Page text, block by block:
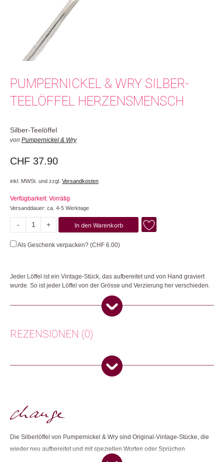
PUMPERNICKEL & WRY SILBER-
TEELÖFFEL HERZENSMENSCH
Silber-Teelöffel
von Pumpernickel & Wry
CHF 37.90
inkl. MWSt. und zzgl. Versandkosten
Verfügbarkeit: Vorrätig
Versanddauer: ca. 4-5 Werktage
-
Herzensmensch
+ In den Warenkorb
Als Geschenk verpacken? (CHF 6.00)
Jeder Löffel ist ein Vintage-Stück, das aufbereitet und von Hand graviert
wurde. So ist jeder Löffel von der Grösse und Verzierung her verschieden.
Kategorien: Wohnen
Weitere Produkte shoppen, die diesem Changemaker Kriterium
entsprechen:
Dieses Produkt weiterempfehlen:
REZENSIONEN (0)
Es gibt noch keine Rezensionen.
Die Silberlöffel von Pumpernickel & Wry sind Original-Vintage-Stücke, die
wieder neu aufbereitet und mit speziellen Worten oder Sprüchen